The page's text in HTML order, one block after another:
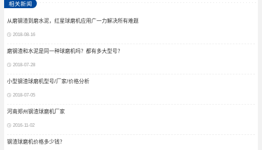
相关新闻
从磨钢渣到磨水泥，红星球磨机应用广一力解决所有难题
2018-08-16
磨钢渣和水泥是同一种球磨机吗？都有多大型号？
2018-07-28
小型钢渣球磨机型号/厂家/价格分析
2018-07-05
河南郑州钢渣球磨机厂家
2016-11-02
钢渣球磨机价格多少钱？